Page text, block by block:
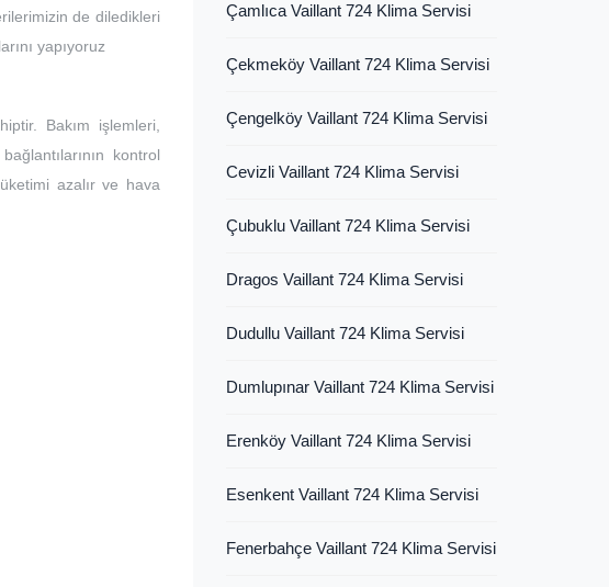
de diledikleri
yapıyoruz
Bakım işlemleri,
kontrol
azalır ve hava
Çamlıca Vaillant 724 Klima Servisi
Çekmeköy Vaillant 724 Klima Servisi
Çengelköy Vaillant 724 Klima Servisi
Cevizli Vaillant 724 Klima Servisi
Çubuklu Vaillant 724 Klima Servisi
Dragos Vaillant 724 Klima Servisi
Dudullu Vaillant 724 Klima Servisi
Dumlupınar Vaillant 724 Klima Servisi
Erenköy Vaillant 724 Klima Servisi
Esenkent Vaillant 724 Klima Servisi
Fenerbahçe Vaillant 724 Klima Servisi